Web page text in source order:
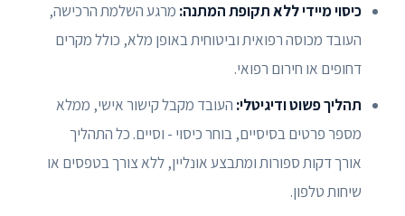
כיסוי מיידי ללא תקופת המתנה: מרגע השלמת הרכישה,
העובד מכוסה רפואית וביטוחית באופן מלא, כולל מקרים
דחופים או חירום רפואי.
תהליך פשוט ודיגיטלי: העובד מקבל קישור אישי, ממלא
מספר פרטים בסיסיים, בוחר כיסוי - וסיים. כל התהליך
אורך דקות ספורות ומתבצע אונליין, ללא צורך בטפסים או
שיחות טלפון.